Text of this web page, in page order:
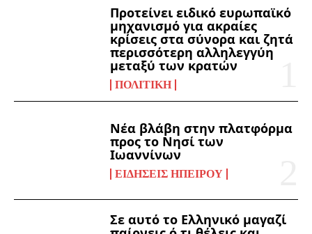
Προτείνει ειδικό ευρωπαϊκό
μηχανισμό για ακραίες
κρίσεις στα σύνορα και ζητά
περισσότερη αλληλεγγύη
μεταξύ των κρατών
ΠΟΛΙΤΙΚΉ
Νέα βλάβη στην πλατφόρμα
προς το Νησί των
Ιωαννίνων
ΕΙΔΉΣΕΙΣ ΗΠΕΊΡΟΥ
Σε αυτό το Ελληνικό μαγαζί